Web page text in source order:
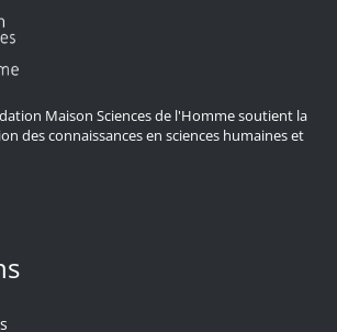
Maison Sciences de l'Homme soutient la
des connaissances en sciences humaines et